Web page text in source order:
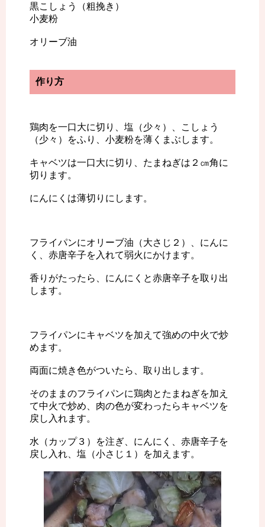
黒こしょう（粗挽き）
小麦粉
オリーブ油
作り方
鶏肉を一口大に切り、塩（少々）、こしょう
（少々）をふり、小麦粉を薄くまぶします。
キャベツは一口大に切り、たまねぎは２㎝角に
切ります。
にんにくは薄切りにします。
フライパンにオリーブ油（大さじ２）、にんに
く、赤唐辛子を入れて弱火にかけます。
香りがたったら、にんにくと赤唐辛子を取り出
します。
フライパンにキャベツを加えて強めの中火で炒
めます。
両面に焼き色がついたら、取り出します。
そのままのフライパンに鶏肉とたまねぎを加え
て中火で炒め、肉の色が変わったらキャベツを
戻し入れます。
水（カップ３）を注ぎ、にんにく、赤唐辛子を
戻し入れ、塩（小さじ１）を加えます。